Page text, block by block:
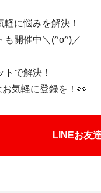
に悩みを解決！
も開催中＼(^o^)／
で解決！
気軽に登録を！👀
LINEお友